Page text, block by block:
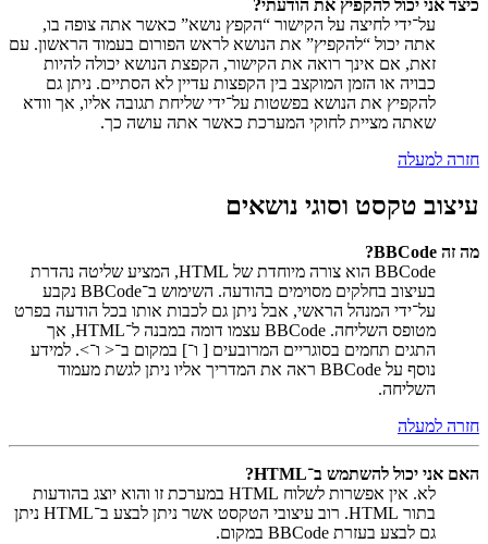
כיצד אני יכול להקפיץ את הודעתי?
על־ידי לחיצה על הקישור “הקפץ נושא” כאשר אתה צופה בו,
אתה יכול “להקפיץ” את הנושא לראש הפורום בעמוד הראשון. עם
זאת, אם אינך רואה את הקישור, הקפצת הנושא יכולה להיות
כבויה או הזמן המוקצב בין הקפצות עדיין לא הסתיים. ניתן גם
להקפיץ את הנושא בפשטות על־ידי שליחת תגובה אליו, אך וודא
שאתה מציית לחוקי המערכת כאשר אתה עושה כך.
חזרה למעלה
עיצוב טקסט וסוגי נושאים
מה זה BBCode?
BBCode הוא צורה מיוחדת של HTML, המציע שליטה נהדרת
בעיצוב בחלקים מסוימים בהודעה. השימוש ב־BBCode נקבע
על־ידי המנהל הראשי, אבל ניתן גם לכבות אותו בכל הודעה בפרט
מטופס השליחה. BBCode עצמו דומה במבנה ל־HTML, אך
התגים תחמים בסוגריים המרובעים [ ו־] במקום ב־< ו־>. למידע
נוסף על BBCode ראה את המדריך אליו ניתן לגשת מעמוד
השליחה.
חזרה למעלה
האם אני יכול להשתמש ב־HTML?
לא. אין אפשרות לשלוח HTML במערכת זו והוא יוצג בהודעות
בתור HTML. רוב עיצובי הטקסט אשר ניתן לבצע ב־HTML ניתן
גם לבצע בעזרת BBCode במקום.